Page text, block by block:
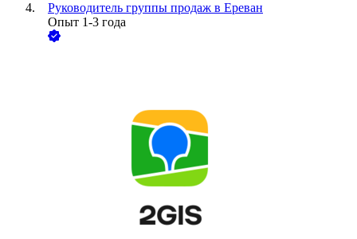
Руководитель группы продаж в Ереван
Опыт 1-3 года